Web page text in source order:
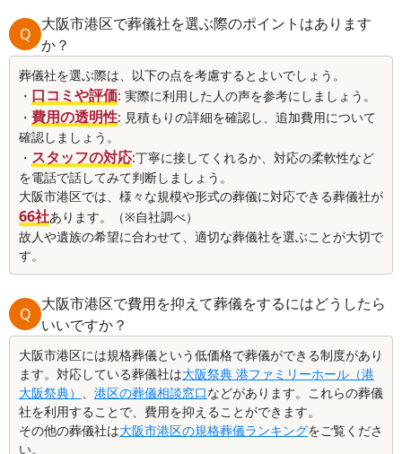
Q
大阪市港区で葬儀社を選ぶ際のポイントはあります
か？
葬儀社を選ぶ際は、以下の点を考慮するとよいでしょう。
・ 口コミや評価: 実際に利用した人の声を参考にしましょう。
・ 費用の透明性: 見積もりの詳細を確認し、追加費用について
確認しましょう。
・ スタッフの対応:丁寧に接してくれるか、対応の柔軟性など
を電話で話してみて判断しましょう。
大阪市港区では、様々な規模や形式の葬儀に対応できる葬儀社が
66社あります。（※自社調べ）
故人や遺族の希望に合わせて、適切な葬儀社を選ぶことが大切で
す。
Q
大阪市港区で費用を抑えて葬儀をするにはどうしたら
いいですか？
大阪市港区には規格葬儀という低価格で葬儀ができる制度があり
ます。対応している葬儀社は大阪祭典 港ファミリーホール（港
大阪祭典） 、 港区の葬儀相談窓口などがあります。これらの葬儀
社を利用することで、費用を抑えることができます。
その他の葬儀社は大阪市港区の規格葬儀ランキングをご覧くださ
い。